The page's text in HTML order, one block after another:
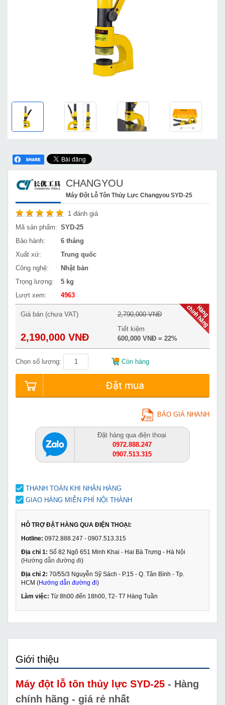
CHANGYOU
Máy Đột Lỗ Tôn Thủy Lực Changyou SYD-25
1 đánh giá
Mã sản phẩm: SYD-25
Bảo hành:
6 tháng
Xuất xứ:
Trung quốc
Công nghệ:
Nhật bản
Trọng lượng:
5 kg
Lượt xem:
4963
Giá bán (chưa VAT)
2,190,000 VNĐ
2,790,000 VNĐ
Tiết kiệm
600,000 VNĐ = 22%
Chọn số lượng: Còn hàng
Đặt mua
BÁO GIÁ NHANH
Đặt hàng qua điện thoại
0972.888.247
0907.513.315
THANH TOÁN KHI NHẬN HÀNG
GIAO HÀNG MIỄN PHÍ NỘI THÀNH
HỖ TRỢ ĐẶT HÀNG QUA ĐIỆN THOẠI:
Hotline: 0972.888.247 - 0907.513.315
Địa chỉ 1: Số 82 Ngõ 651 Minh Khai - Hai Bà Trưng - Hà Nội
(Hướng dẫn đường đi)
Địa chỉ 2: 70/55/3 Nguyễn Sỹ Sách - P.15 - Q. Tân Bình - Tp.
HCM (Hướng dẫn đường đi)
Làm việc: Từ 8h00 đến 18h00, T2- T7 Hàng Tuần
Giới thiệu
Máy đột lỗ tôn thủy lực SYD-25 - Hàng
chính hãng - giá rẻ nhất